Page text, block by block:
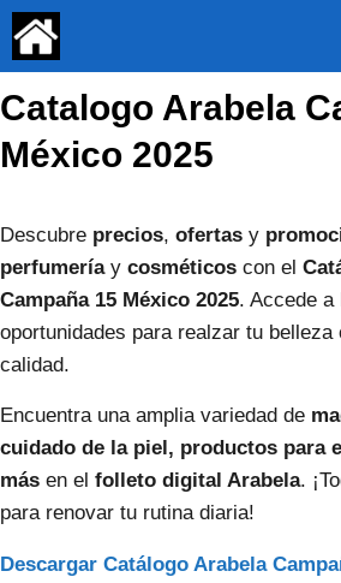
Saltar
contenido
Catalogo Arabela
México 2025
Descubre precios, ofertas y
perfumeríay cosméticos con el
Campaña 15 México 2025. Accede a
oportunidades para realzar tu belleza
calidad.
Encuentra una amplia variedad de
cuidado de la piel, productos para
más en el folleto digital Arabela.
para renovar tu rutina diaria!
Descargar Catálogo Arabela